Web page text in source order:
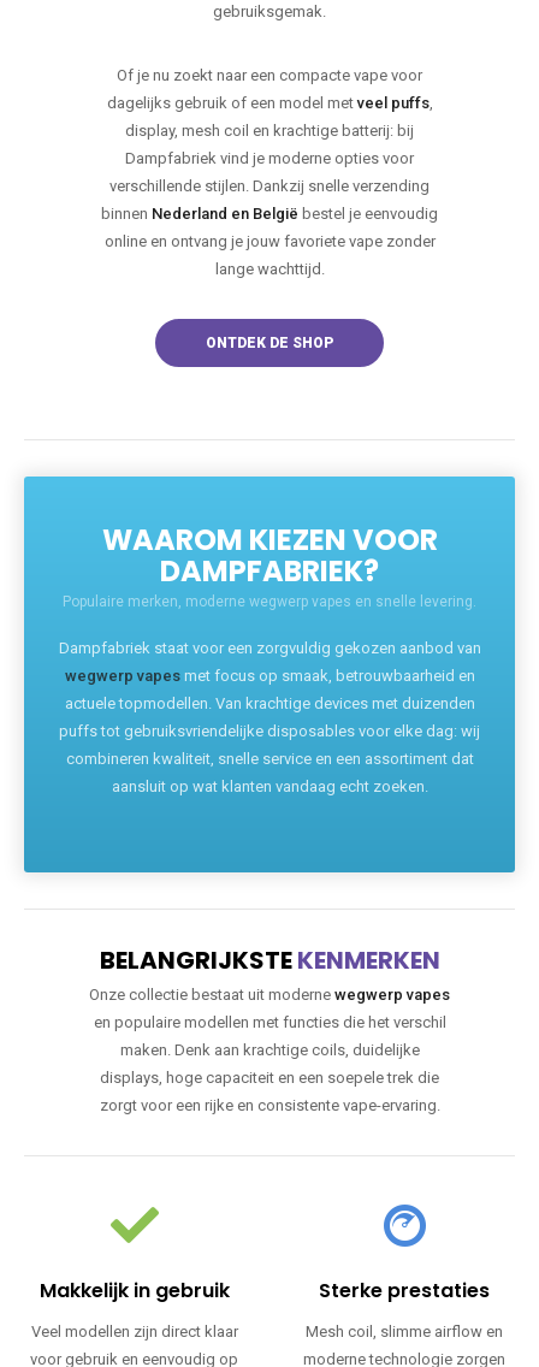
gebruiksgemak.
Of je nu zoekt naar een compacte vape voor
dagelijks gebruik of een model metveel puffs,
display, mesh coil en krachtige batterij: bij
Dampfabriek vind je moderne opties voor
verschillende stijlen. Dankzij snelle verzending
binnen Nederland en België bestel je eenvoudig
online en ontvang je jouw favoriete vape zonder
lange wachttijd.
ONTDEK DE SHOP
WAAROM KIEZEN VOOR
DAMPFABRIEK?
Populaire merken, moderne wegwerp vapes en snelle levering.
Dampfabriek staat voor een zorgvuldig gekozen aanbod van
wegwerp vapesmet focus op smaak, betrouwbaarheid en
actuele topmodellen. Van krachtige devices met duizenden
puffs tot gebruiksvriendelijke disposables voor elke dag: wij
combineren kwaliteit, snelle service en een assortiment dat
aansluit op wat klanten vandaag echt zoeken.
BELANGRIJKSTEKENMERKEN
Onze collectie bestaat uit moderne wegwerp vapes
en populaire modellen met functies die het verschil
maken. Denk aan krachtige coils, duidelijke
displays, hoge capaciteit en een soepele trek die
zorgt voor een rijke en consistente vape-ervaring.
Makkelijk in gebruik
Veel modellen zijn direct klaar
voor gebruik en eenvoudig op
Sterke prestaties
Mesh coil, slimme airflow en
moderne technologie zorgen